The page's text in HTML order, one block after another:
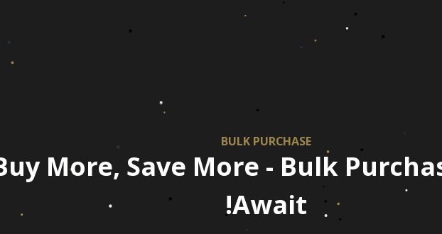
BULK PURCHASE
More, Save More - Bulk
Await!